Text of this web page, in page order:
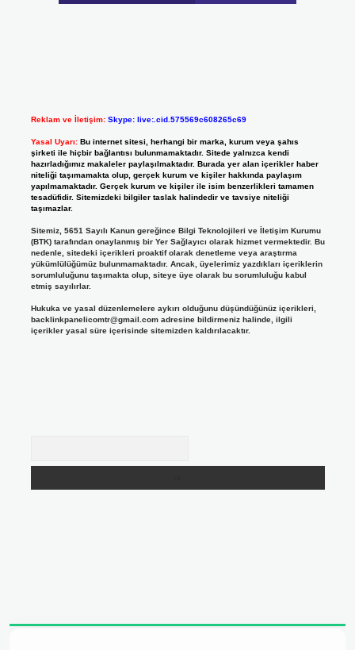
Reklam ve İletişim: Skype: live:.cid.575569c608265c69
Yasal Uyarı: Bu internet sitesi, herhangi bir marka, kurum veya şahıs
şirketi ile hiçbir bağlantısı bulunmamaktadır. Sitede yalnızca kendi
hazırladığımız makaleler paylaşılmaktadır. Burada yer alan içerikler haber
niteliği taşımamakta olup, gerçek kurum ve kişiler hakkında paylaşım
yapılmamaktadır. Gerçek kurum ve kişiler ile isim benzerlikleri tamamen
tesadüfidir. Sitemizdeki bilgiler taslak halindedir ve tavsiye niteliği
taşımazlar.
Sitemiz, 5651 Sayılı Kanun gereğince Bilgi Teknolojileri ve İletişim Kurumu
(BTK) tarafından onaylanmış bir Yer Sağlayıcı olarak hizmet vermektedir. Bu
nedenle, sitedeki içerikleri proaktif olarak denetleme veya araştırma
yükümlülüğümüz bulunmamaktadır. Ancak, üyelerimiz yazdıkları içeriklerin
sorumluluğunu taşımakta olup, siteye üye olarak bu sorumluluğu kabul
etmiş sayılırlar.
Hukuka ve yasal düzenlemelere aykırı olduğunu düşündüğünüz içerikleri,
backlinkpanelicomtr@gmail.comadresine bildirmeniz halinde, ilgili
içerikler yasal süre içerisinde sitemizden kaldırılacaktır.